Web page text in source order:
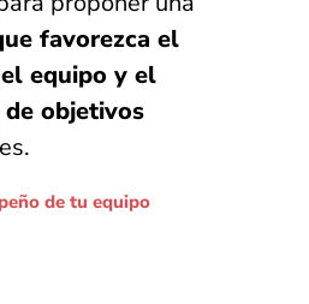
favorezca el
equipo y el
objetivos
de tu equipo